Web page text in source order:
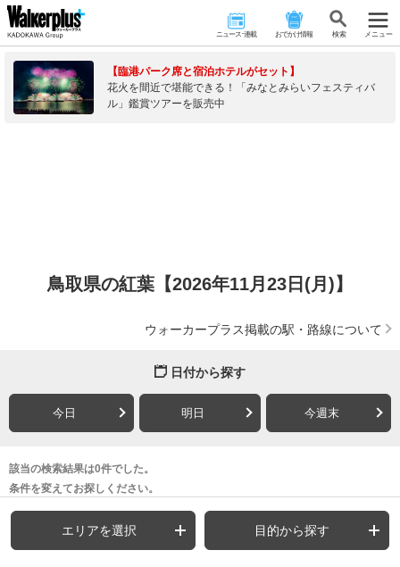
ニュース･連載 おでかけ情報 検 索 メニュー
【臨港パーク席と宿泊ホテルがセット】
花火を間近で堪能できる！「みなとみらいフェスティバ
ル」鑑賞ツアーを販売中
鳥取県の紅葉【2026年11月23日(月)】
ウォーカープラス掲載の駅・路線について
日付から探す
今日 明日 今週末
該当の検索結果は0件でした。
条件を変えてお探しください。
エリアを選択 目的から探す